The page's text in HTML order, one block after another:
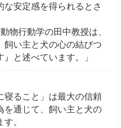
な安定感を得られるとさ
物行動学の田中教授は、
飼い主と犬の心の結びつ
と述べています。」
寝ること」は最大の信頼
を通じて、飼い主と犬の
。